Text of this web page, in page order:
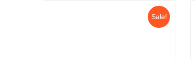
Sale!